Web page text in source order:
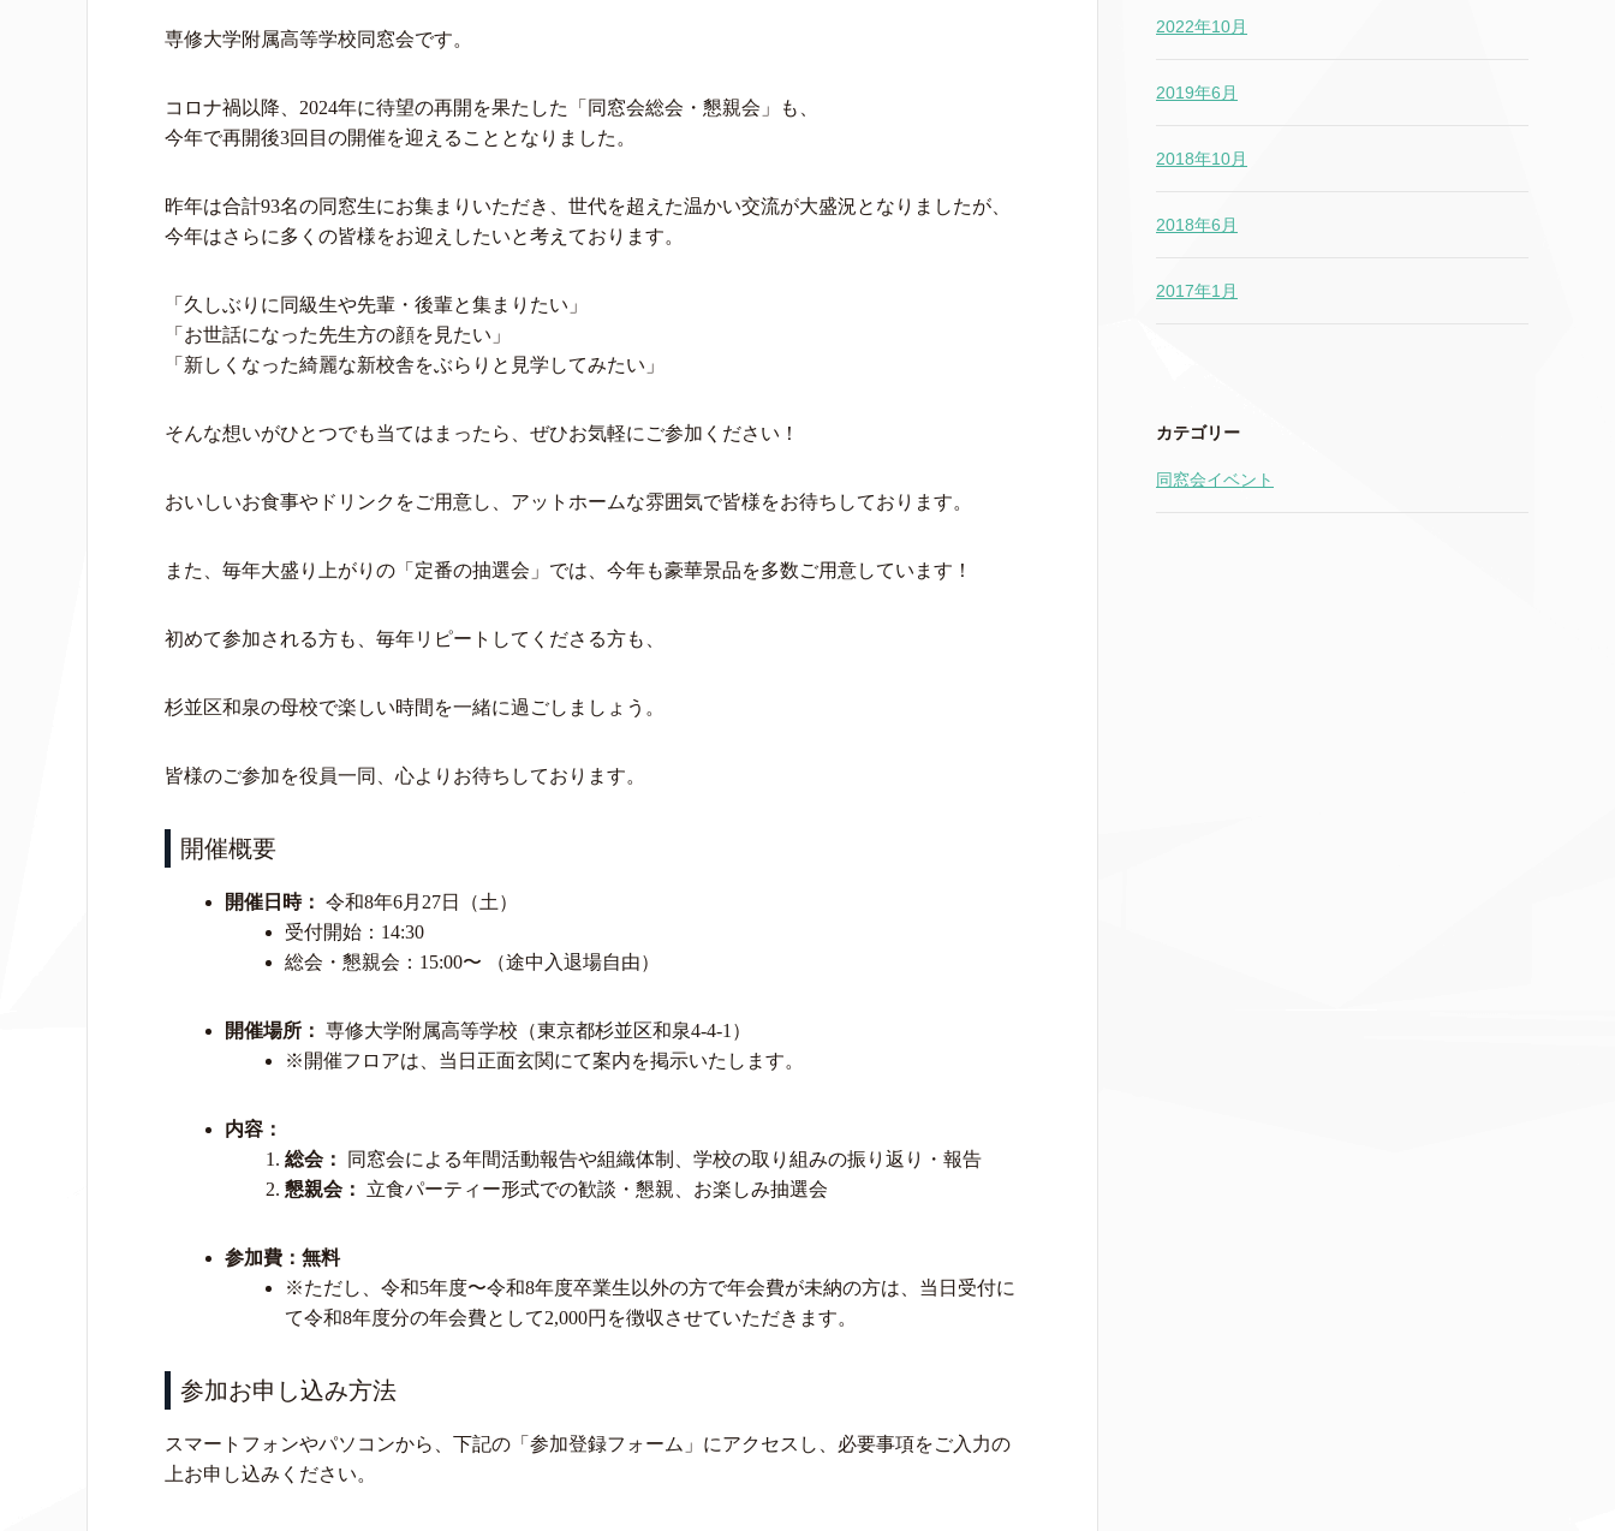
専修大学附属高等学校同窓会です。
コロナ禍以降、2024年に待望の再開を果たした「同窓会総会・懇親会」も、
今年で再開後3回目の開催を迎えることとなりました。
昨年は合計93名の同窓生にお集まりいただき、世代を超えた温かい交流が大盛況となりましたが、
今年はさらに多くの皆様をお迎えしたいと考えております。
「久しぶりに同級生や先輩・後輩と集まりたい」
「お世話になった先生方の顔を見たい」
「新しくなった綺麗な新校舎をぶらりと見学してみたい」
そんな想いがひとつでも当てはまったら、ぜひお気軽にご参加ください！
おいしいお食事やドリンクをご用意し、アットホームな雰囲気で皆様をお待ちしております。
また、毎年大盛り上がりの「定番の抽選会」では、今年も豪華景品を多数ご用意しています！
初めて参加される方も、毎年リピートしてくださる方も、
杉並区和泉の母校で楽しい時間を一緒に過ごしましょう。
皆様のご参加を役員一同、心よりお待ちしております。
開催概要
開催日時： 令和8年6月27日（土）
受付開始：14:30
総会・懇親会：15:00〜 （途中入退場自由）
開催場所： 専修大学附属高等学校（東京都杉並区和泉4-4-1）
※開催フロアは、当日正面玄関にて案内を掲示いたします。
内容：
総会：
同窓会による年間活動報告や組織体制、学校の取り組みの振り返り・報告
懇親会：
立食パーティー形式での歓談・懇親、お楽しみ抽選会
参加費： 無料
※ただし、令和5年度〜令和8年度卒業生以外の方で年会費が未納の方は、当日受付に
て令和8年度分の年会費として2,000円を徴収させていただきます。
参加お申し込み方法
スマートフォンやパソコンから、下記の「参加登録フォーム」にアクセスし、必要事項をご入力の
上お申し込みください。
2022年10月
2019年6月
2018年10月
2018年6月
2017年1月
カテゴリー
同窓会イベント